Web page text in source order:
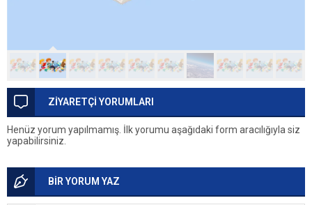
ZİYARETÇİ YORUMLARI
Henüz yorum yapılmamış. İlk yorumu aşağıdaki form aracılığıyla siz
yapabilirsiniz.
BİR YORUM YAZ